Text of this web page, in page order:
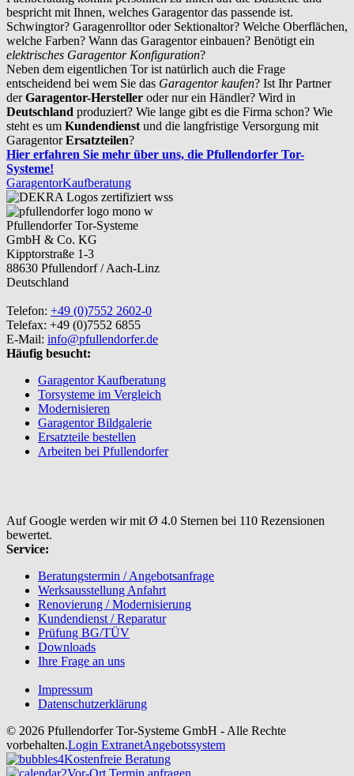
bespricht mit Ihnen, welches Garagentor das passende ist.
Schwingtor? Garagenrolltor oder Sektionaltor? Welche Oberflächen,
welche Farben? Wann das Garagentor einbauen? Benötigt ein
elektrisches Garagentor Konfiguration?
Neben dem eigentlichen Tor ist natürlich auch die Frage
entscheidend bei wem Sie das Garagentor kaufen? Ist Ihr Partner
derGaragentor-Hersteller oder nur ein Händler? Wird in
Deutschland produziert? Wie lange gibt es die Firma schon? Wie
steht es um Kundendienst und die langfristige Versorgung mit
GaragentorErsatzteilen?
Hier erfahren Sie mehr über uns, die Pfullendorfer Tor-
Systeme!
GaragentorKaufberatung
Pfullendorfer Tor-Systeme
GmbH & Co. KG
Kipptorstraße 1-3
88630 Pfullendorf / Aach-Linz
Deutschland
Telefon: +49 (0)7552 2602-0
Telefax: +49 (0)7552 6855
E-Mail: info@pfullendorfer.de
Häufig besucht:
Garagentor Kaufberatung
Torsysteme im Vergleich
Modernisieren
Garagentor Bildgalerie
Ersatzteile bestellen
Arbeiten bei Pfullendorfer
Auf Google werden wir mit Ø 4.0 Sternen bei 110 Rezensionen
bewertet.
Service:
Beratungstermin / Angebotsanfrage
Werksausstellung Anfahrt
Renovierung / Modernisierung
Kundendienst / Reparatur
Prüfung BG/TÜV
Downloads
Ihre Frage an uns
Impressum
Datenschutzerklärung
© 2026 Pfullendorfer Tor-Systeme GmbH - Alle Rechte
vorbehalten.Login ExtranetAngebotssystem
Kostenfreie Beratung
Vor-Ort Termin anfragen